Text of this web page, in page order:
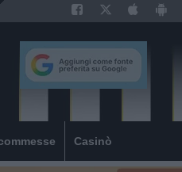
Casinò